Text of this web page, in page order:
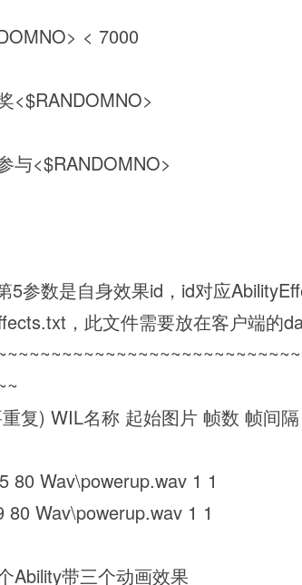
< 7000
<$RANDOMNO>
与<$RANDOMNO>
5参数是自身效果id，id对应
，此文件需要放在客户端的
复) WIL名称 起始图片 帧数 帧间
80 Wav\powerup.wav 1 1
Wav\powerup.wav 1 1
Ability带三个动画效果